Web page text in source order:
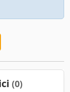
(0)